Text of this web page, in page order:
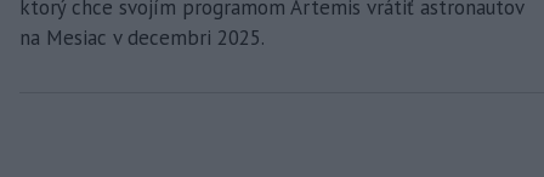
ktorý chce svojím programom Artemis vrátiť astronautov
na Mesiac v decembri 2025.